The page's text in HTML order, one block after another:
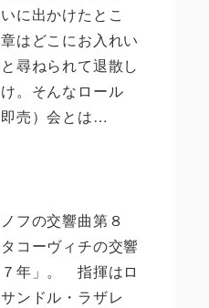
に出かけたとこ
はどこにお入れい
尋ねられて退散し
。そんなロール
売）会とは…
フの交響曲第８
コーヴィチの交響
年」。 指揮はロ
ンドル・ラザレ